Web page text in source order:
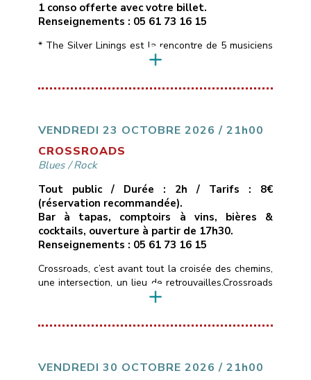
1 conso offerte avec votre billet.
Renseignements : 05 61 73 16 15
* The Silver Linings est la rencontre de 5 musiciens
de la région toulousaine qui soignent leur identité
connus aux influences Blues, Soul, Rhythm & Blues
du groove !!___________________________
VENDREDI 23 OCTOBRE 2026 / 21h00
CROSSROADS
Blues/Rock
Tout public / Durée : 2h / Tarifs : 8€
(réservation recommandée).
Bar à tapas, comptoirs à vins, bières &
cocktails, ouverture à partir de 17h30.
Renseignements : 05 61 73 16 15
Crossroads, c’est avant tout la croisée des chemins,
une intersection, un lieu de retrouvailles.Crossroads
c’est aussi un hommage à la chanson de Calvin
d’une ballade blues-country en guitare-voix, à des
jonctions métissées et bruyantes.Crossroads
VENDREDI 30 OCTOBRE 2026 / 21h00